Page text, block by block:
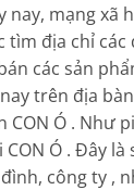
nay, mạng xã
địa chỉ các
các sản
trên địa
Ó . Như
CON Ó . Đây
công ty ,